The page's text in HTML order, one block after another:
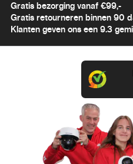
Gratis bezorging vanaf €99,-
Gratis retourneren binnen 90
Klanten geven ons een 9.3